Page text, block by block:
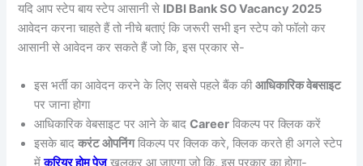
यदि आप स्टेप बाय स्टेप आसानी से IDBI Bank SO Vacancy 2025
आवेदन करना चाहते हैं तो नीचे बताएं कि जरूरी सभी इन स्टेप को फॉलो कर
आसानी से आवेदन कर सकते हैं जो कि, इस प्रकार से-
इस भर्ती का आवेदन करने के लिए सबसे पहले बैंक कीआधिकारिक वेबसाइट
पर जाना होगा
आधिकारिक वेबसाइट पर आने के बादCareer विकल्प पर क्लिक करें
इसके बादकरंट ओपनिंगविकल्प पर क्लिक करे, क्लिक करते ही अगले स्टेप
मेंकरियर होम पेजखुलकर आ जाएगा जो कि, इस प्रकार का होगा-